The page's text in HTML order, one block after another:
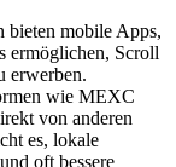
bieten mobile Apps,
ermöglichen, Scroll
erwerben.
wie MEXC
von anderen
es, lokale
oft bessere